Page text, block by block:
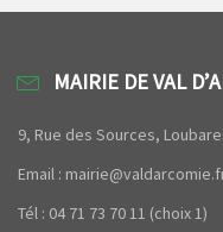
MAIRIE DE VAL
9, Rue des Sources,
Email :
Tél : 04 71 73 70 11 (choix 1)